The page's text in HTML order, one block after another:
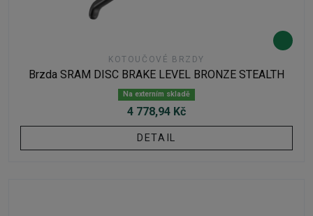
KOTOUČOVÉ BRZDY
Brzda SRAM DISC BRAKE LEVEL BRONZE STEALTH
Na externím skladě
4 778,94 Kč
DETAIL